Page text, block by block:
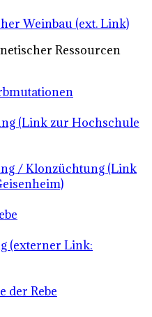
Weinbau (ext. Link)
Ressourcen
(Link zur Hochschule
/ Klonzüchtung (Link
(externer Link:
der Rebe